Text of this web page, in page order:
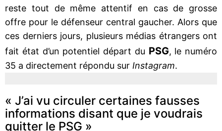
reste tout de même attentif en cas de grosse
offre pour le défenseur central gaucher. Alors que
ces derniers jours, plusieurs médias étrangers ont
fait état d’un potentiel départ du PSG, le numéro
35 a directement répondu sur Instagram.
« J’ai vu circuler certaines fausses
informations disant que je voudrais
quitter le PSG »